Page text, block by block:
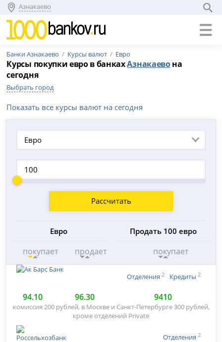
Азнакаево
Банки Азнакаево Курсы валют Евро
Курсы покупки евро в банкахАзнакаевона
сегодня
Выбрать город
Показать все курсы валют на сегодня
Евро
Рассчитать
Евро
покупает продает
Продать 100 евро
покупает
Отделения 2 Кредиты 2
94.10 96.30 9410
комиссия 200 рублей, в Москве и Санкт-Петербурге 300 рублей,
кроме отделений Private
Отделения 2